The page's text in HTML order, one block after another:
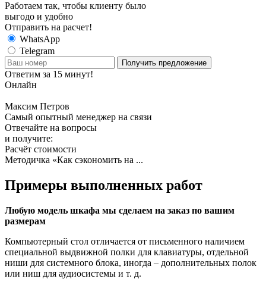
Работаем так, чтобы клиенту было
выгодо и удобно
Отправить на расчет!
WhatsApp
Telegram
Получить предложение
Ответим за 15 минут!
Онлайн
Максим Петров
Самый опытный менеджер на связи
Отвечайте на вопросы
и получите:
Расчёт стоимости
Методичка «Как сэкономить на ...
Примеры выполненных работ
Любую модель шкафа мы сделаем на заказ по вашим
размерам
Компьютерный стол отличается от письменного наличием
специальной выдвижной полки для клавиатуры, отдельной
ниши для системного блока, иногда – дополнительных полок
или ниш для аудиосистемы и т. д.